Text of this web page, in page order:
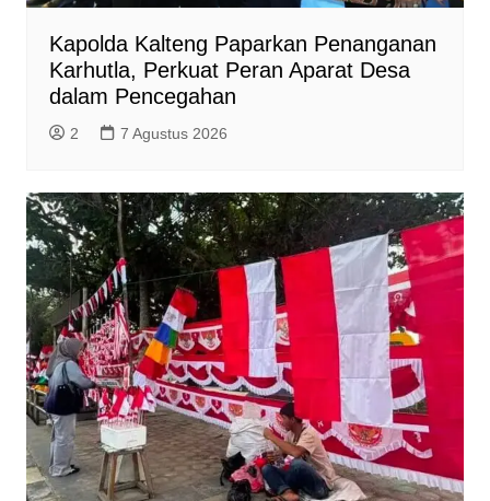
Kapolda Kalteng Paparkan Penanganan
Karhutla, Perkuat Peran Aparat Desa
dalam Pencegahan
2 7 Agustus 2026